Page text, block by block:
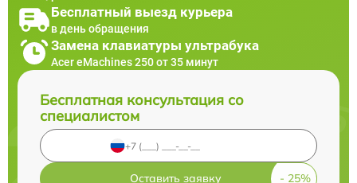
Бесплатный выезд курьера
в день обращения
Замена клавиатуры ультрабука
Acer eMachines 250 от 35 минут
Бесплатная консультация со
специалистом
Оставить заявку